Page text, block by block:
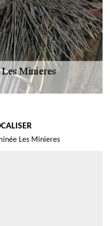
Les Minieres